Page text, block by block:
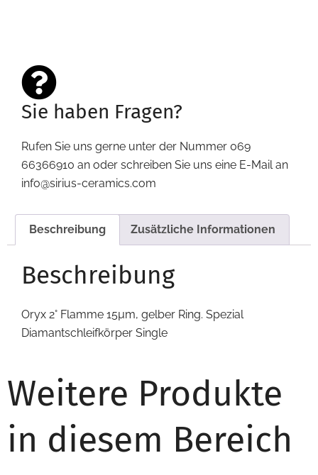
Sie haben Fragen?
Rufen Sie uns gerne unter der Nummer 069
66366910 an oder schreiben Sie uns eine E-Mail an
info@sirius-ceramics.com
Beschreibung Zusätzliche Informationen
Beschreibung
Oryx 2° Flamme 15µm, gelber Ring. Spezial
Diamantschleifkörper Single
Weitere Produkte
in diesem Bereich